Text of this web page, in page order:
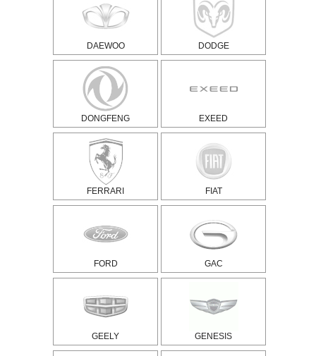
DAEWOO DODGE
DONGFENG EXEED
FERRARI FIAT
FORD GAC
GEELY GENESIS